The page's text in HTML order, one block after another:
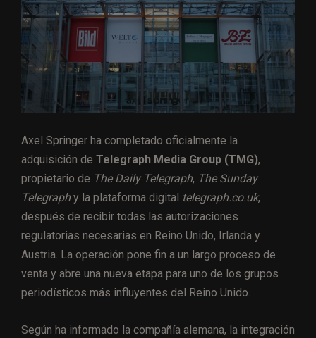
Axel Springer ha completado oficialmente la
adquisición de Telegraph Media Group (TMG),
propietario de The Daily Telegraph, The Sunday
Telegraphy la plataforma digital telegraph.co.uk,
después de recibir todas las autorizaciones
regulatorias necesarias en Reino Unido, Irlanda y
Austria. La operación pone fin a un largo proceso de
venta y abre una nueva etapa para uno de los grupos
periodísticos más influyentes del Reino Unido.
Según ha informado la compañía alemana, la integración